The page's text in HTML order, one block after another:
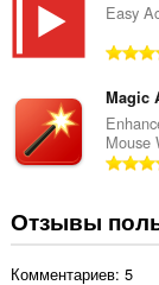
Easy
Magic
Mouse
Отзывы
Комментариев: 5